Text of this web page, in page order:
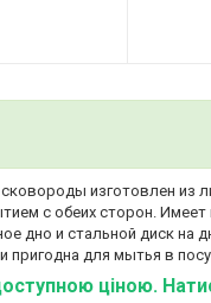
изготовлен из
с обеих сторон.
дно и стальной диск на
пригодна для мытья в
ціною.